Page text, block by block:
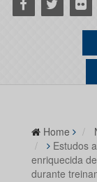
Home
Estudos
enriquecida
durante